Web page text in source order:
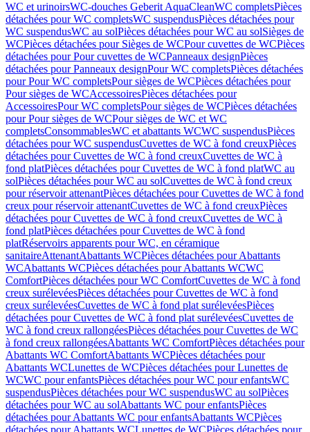
WC et urinoirsWC-douches Geberit AquaCleanWC completsPièces
détachées pour WC completsWC suspendusPièces détachées pour
WC suspendusWC au solPièces détachées pour WC au solSièges de
WCPièces détachées pour Sièges de WCPour cuvettes de WCPièces
détachées pour Pour cuvettes de WCPanneaux designPièces
détachées pour Panneaux designPour WC completsPièces détachées
pour Pour WC completsPour sièges de WCPièces détachées pour
Pour sièges de WCAccessoiresPièces détachées pour
AccessoiresPour WC completsPour sièges de WCPièces détachées
pour Pour sièges de WCPour sièges de WC et WC
completsConsommablesWC et abattants WCWC suspendusPièces
détachées pour WC suspendusCuvettes de WC à fond creuxPièces
détachées pour Cuvettes de WC à fond creuxCuvettes de WC à
fond platPièces détachées pour Cuvettes de WC à fond platWC au
solPièces détachées pour WC au solCuvettes de WC à fond creux
pour réservoir attenantPièces détachées pour Cuvettes de WC à fond
creux pour réservoir attenantCuvettes de WC à fond creuxPièces
détachées pour Cuvettes de WC à fond creuxCuvettes de WC à
fond platPièces détachées pour Cuvettes de WC à fond
platRéservoirs apparents pour WC, en céramique
sanitaireAttenantAbattants WCPièces détachées pour Abattants
WCAbattants WCPièces détachées pour Abattants WCWC
ComfortPièces détachées pour WC ComfortCuvettes de WC à fond
creux surélevéesPièces détachées pour Cuvettes de WC à fond
creux surélevéesCuvettes de WC à fond plat surélevéesPièces
détachées pour Cuvettes de WC à fond plat surélevéesCuvettes de
WC à fond creux rallongéesPièces détachées pour Cuvettes de WC
à fond creux rallongéesAbattants WC ComfortPièces détachées pour
Abattants WC ComfortAbattants WCPièces détachées pour
Abattants WCLunettes de WCPièces détachées pour Lunettes de
WCWC pour enfantsPièces détachées pour WC pour enfantsWC
suspendusPièces détachées pour WC suspendusWC au solPièces
détachées pour WC au solAbattants WC pour enfantsPièces
détachées pour Abattants WC pour enfantsAbattants WCPièces
détachées pour Abattants WCLunettes de WCPièces détachées pour